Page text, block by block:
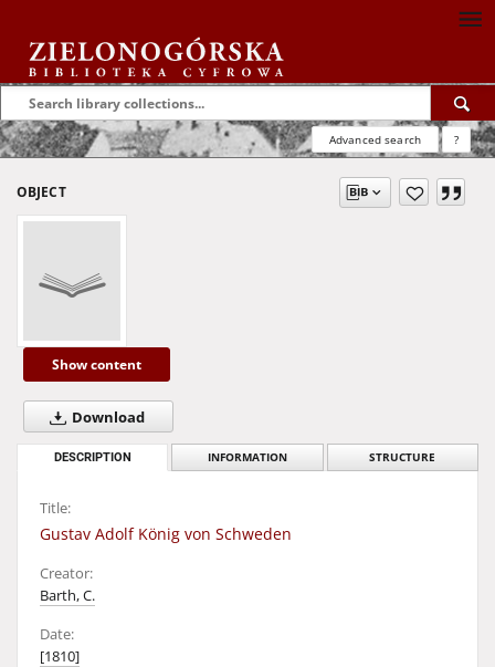
Advanced search ?
OBJECT
Show content
Download
DESCRIPTION INFORMATION STRUCTURE
Title:
Gustav Adolf König von Schweden
Creator:
Barth, C.
Date:
[1810]